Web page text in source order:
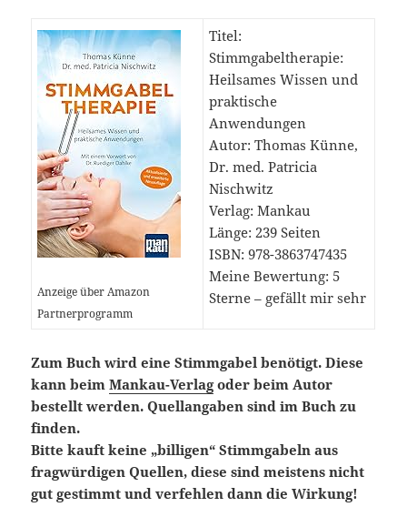
Anzeige über Amazon
Partnerprogramm
Titel:
Stimmgabeltherapie:
Heilsames Wissen und
praktische
Anwendungen
Autor: Thomas Künne,
Dr. med. Patricia
Nischwitz
Verlag: Mankau
Länge: 239 Seiten
ISBN: 978-3863747435
Meine Bewertung: 5
Sterne – gefällt mir sehr
Zum Buch wird eine Stimmgabel benötigt. Diese
kann beimMankau-Verlagoder beim Autor
bestellt werden. Quellangaben sind im Buch zu
finden.
Bitte kauft keine „billigen“ Stimmgabeln aus
fragwürdigen Quellen, diese sind meistens nicht
gut gestimmt und verfehlen dann die Wirkung!